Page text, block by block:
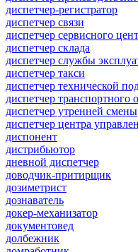
диспетчер-регистратор
диспетчер связи
диспетчер сервисного
диспетчер склада
диспетчер службы
диспетчер такси
диспетчер технической
диспетчер транспортного
диспетчер утренней смены
диспетчер центра
диспонент
дистрибьютор
дневной диспетчер
доводчик-притирщик
дозиметрист
дознаватель
докер-механизатор
документовед
долбежник